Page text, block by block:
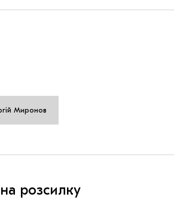
Миронов
розсилку